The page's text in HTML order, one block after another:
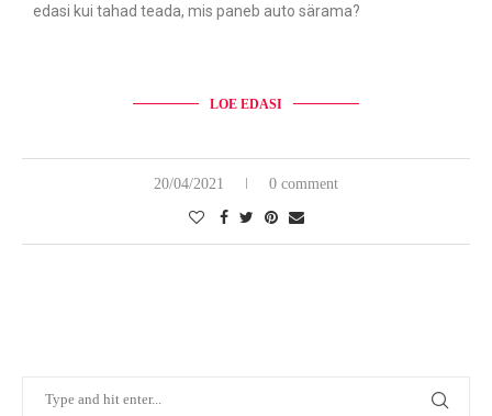
edasi kui tahad teada, mis paneb auto särama?
LOE EDASI
20/04/2021 0 comment